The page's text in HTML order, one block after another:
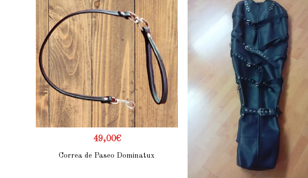
49,00€
Correa de Paseo Dominatux